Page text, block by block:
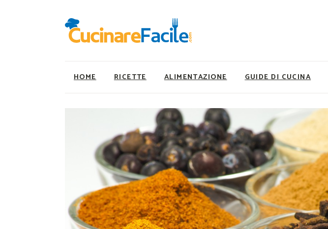
HOME RICETTE
Ricette Facili e Veloci
Ricette Primi Piatti
Ricette Antipasti
Ricette Dolci
Ricette Carne
Ricette Secondi
Ricette Pizze e Rustici
Ricette Contorni
ALIMENTAZIONE
Utility
Super Alimenti
Nutrizionista a tavola
Ricette Vegetariane
Ricette Vegane
Rumors
GUIDE DI CUCINA